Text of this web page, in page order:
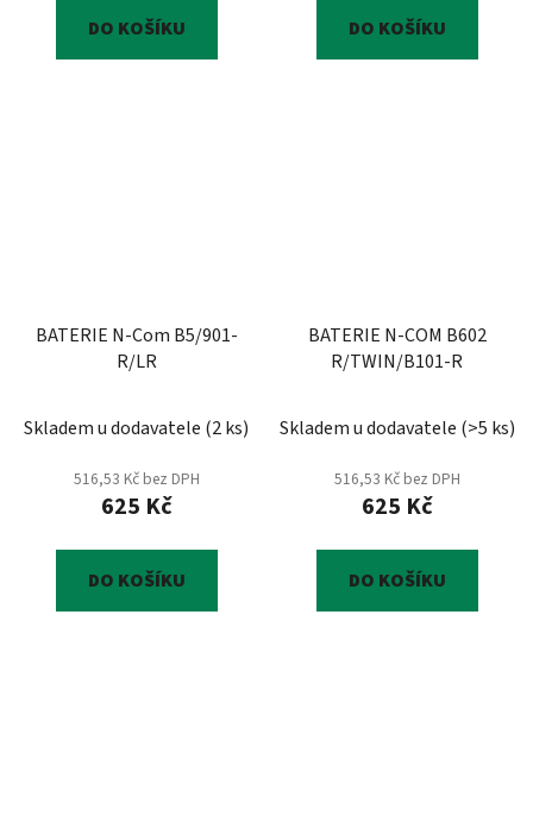
DO KOŠÍKU DO KOŠÍKU
BATERIE N-Com B5/901-
R/LR
Skladem u dodavatele (2 ks)
516,53 Kč bez DPH
625 Kč
DO KOŠÍKU
BATERIE N-COM B602
R/TWIN/B101-R
Skladem u dodavatele (>5 ks)
516,53 Kč bez DPH
625 Kč
DO KOŠÍKU